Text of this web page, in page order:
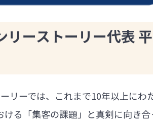
リーストーリー代表
リーでは、これまで10年以上にわた
る「集客の課題」と真剣に向き合